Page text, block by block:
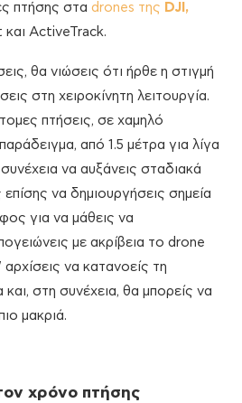
πτήσης στα drones της DJI,
ActiveTrack.
θα νιώσεις ότι ήρθε η στιγμή
στη χειροκίνητη λειτουργία.
πτήσεις, σε χαμηλό
από 1.5 μέτρα για λίγα
να αυξάνεις σταδιακά
να δημιουργήσεις σημεία
για να μάθεις να
με ακρίβεια το drone
να κατανοείς τη
και, στη συνέχεια, θα μπορείς να
μακριά.
χρόνο πτήσης